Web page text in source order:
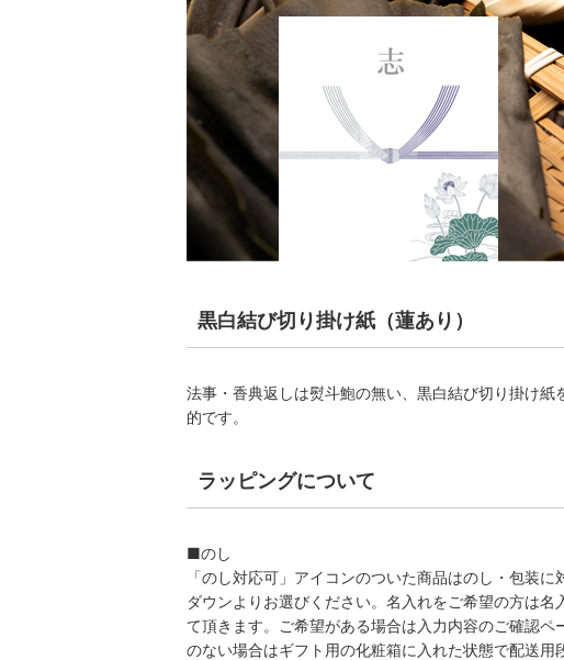
黒白結び切り掛け紙（蓮あり）
法事・香典返しは熨斗鮑の無い、黒白結び切り掛け
的です。
ラッピングについて
■のし
「のし対応可」アイコンのついた商品はのし・包装
ダウンよりお選びください。名入れをご希望の方は
て頂きます。ご希望がある場合は入力内容のご確認
のない場合はギフト用の化粧箱に入れた状態で配送用